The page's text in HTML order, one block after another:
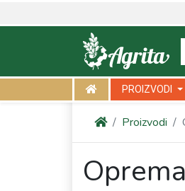
PROIZVODI
Proizvodi